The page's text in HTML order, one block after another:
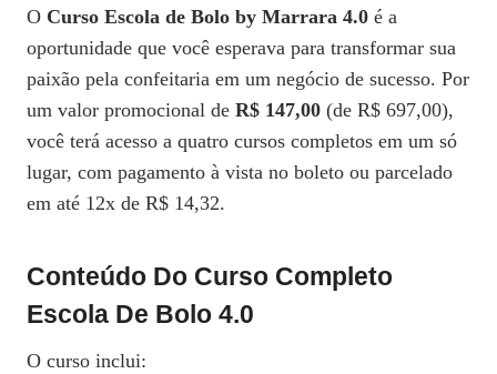
O Curso Escola de Bolo by Marrara 4.0 é a
oportunidade que você esperava para transformar sua
paixão pela confeitaria em um negócio de sucesso. Por
um valor promocional de R$ 147,00 (de R$ 697,00),
você terá acesso a quatro cursos completos em um só
lugar, com pagamento à vista no boleto ou parcelado
em até 12x de R$ 14,32.
Conteúdo Do Curso Completo
Escola De Bolo 4.0
O curso inclui: